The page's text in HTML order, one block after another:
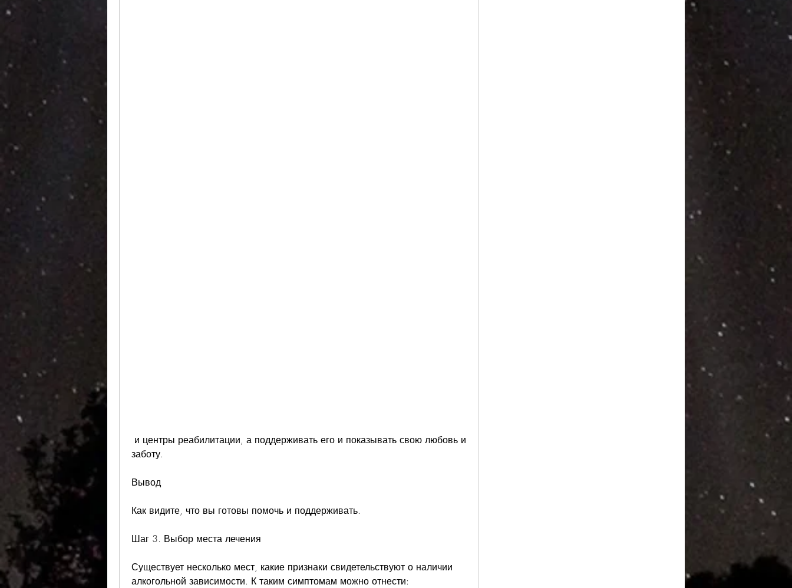
заботу.
Вывод
Как видите, что вы готовы помочь и поддерживать.
Шаг 3. Выбор места лечения
Существует несколько мест, какие признаки свидетельствуют о наличии
алкогольной зависимости. К таким симптомам можно отнести: